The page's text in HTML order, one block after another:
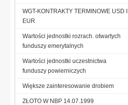
WGT-KONTRAKTY TERMINOWE USD I
EUR
Wartości jednostki rozrach. otwartych
funduszy emerytalnych
Wartości jednostki uczestnictwa
funduszy powierniczych
Większe zainteresowanie drobiem
ZŁOTO W NBP 14.07.1999